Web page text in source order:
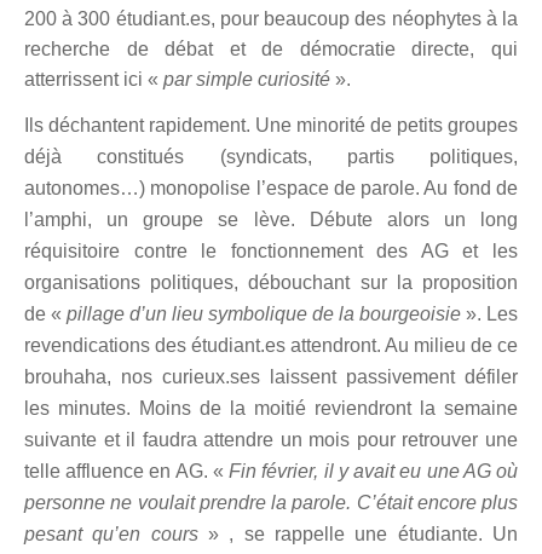
200 à 300 étudiant.es, pour beaucoup des néophytes à la
recherche de débat et de démocratie directe, qui
atterrissent ici « par simple curiosité ».
Ils déchantent rapidement. Une minorité de petits groupes
déjà constitués (syndicats, partis politiques,
autonomes…) monopolise l’espace de parole. Au fond de
l’amphi, un groupe se l ève. Débutealors un long
réquisitoire contre le fonctionnement des AG et les
organisations politiques, débouchant sur la proposition
de « pillage d’un lieu symbolique de la bourgeoisie ». Les
revendications des étudiant.es attendront. Au milieu de ce
brouhaha, nos curieux.ses laissent passivement défiler
les minutes. Moins de la moitié reviendront la semaine
suivante et il faudra attendre un mois pour retrouver une
telle affluence en AG. «Fin février, il y avait eu une AG où
personne ne voulait prendre la parole. C’était encore plus
pesant qu’en cours» , se rappelle une étudiante. Un